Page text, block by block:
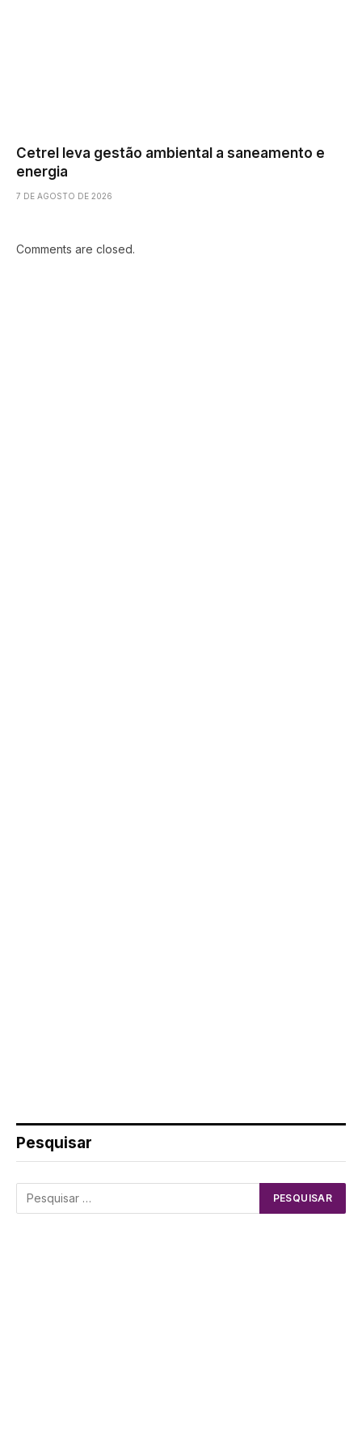
Cetrel leva gestão ambiental a saneamento e
energia
7 DE AGOSTO DE 2026
Comments are closed.
Pesquisar